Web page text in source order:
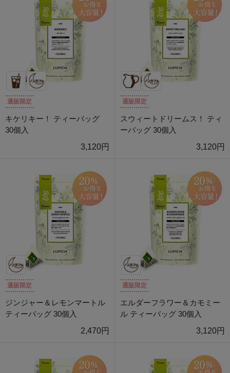
通販限定
キケリキー！ ティーバッグ
30個入
3,120円
通販限定
スウィートドリームス！ ティ
ーバッグ 30個入
3,120円
通販限定
ジンジャー＆レモンマートル
ティーバッグ 30個入
2,470円
通販限定
エルダーフラワー＆カモミー
ル ティーバッグ 30個入
3,120円